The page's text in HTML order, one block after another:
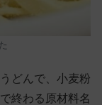
どんで、小麦粉
終わる原材料名